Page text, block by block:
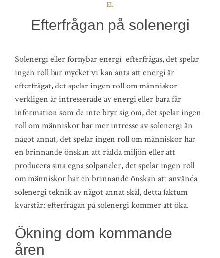
EL
Efterfrågan på solenergi
Solenergi eller förnybar energi efterfrågas, det spelar
ingen roll hur mycket vi kan anta att energi är
efterfrågat, det spelar ingen roll om människor
verkligen är intresserade av energi eller bara får
information som de inte bryr sig om, det spelar ingen
roll om människor har mer intresse av solenergi än
något annat, det spelar ingen roll om människor har
en brinnande önskan att rädda miljön eller att
producera sina egna solpaneler, det spelar ingen roll
om människor har en brinnande önskan att använda
solenergi teknik av något annat skäl, detta faktum
kvarstår: efterfrågan på solenergi kommer att öka.
Ökning dom kommande
åren